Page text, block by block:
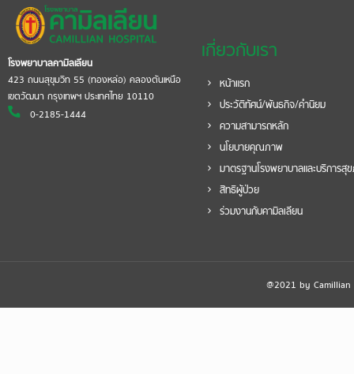
โรงพยาบาลคามิลเลียน
423 ถนนสุขุมวิท 55 (ทองหล่อ) คลองตันเหนือ
เขตวัฒนา กรุงเทพฯ ประเทศไทย 10110
0-2185-1444
เกี่ยวกับเรา
หน้าแรก
ประวัติทัศน์/พันธกิจ/คำนิยม
ความสามารถหลัก
นโยบายคุณภาพ
มาตรฐานโรงพยาบาลและบริการสุ
สิทธิผู้ป่วย
ร่วมงานกับคามิลเลียน
@2021 by